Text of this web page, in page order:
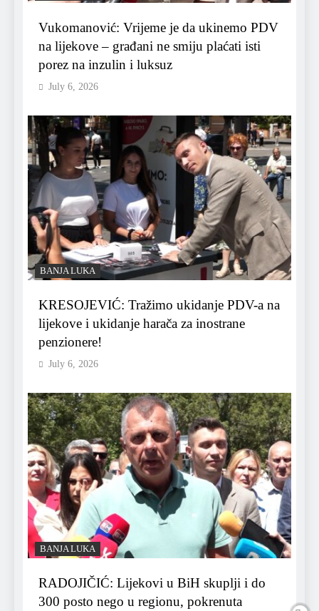
Vukomanović: Vrijeme je da ukinemo PDV
na lijekove – građani ne smiju plaćati isti
porez na inzulin i luksuz
July 6, 2026
BANJA LUKA
KRESOJEVIĆ: Tražimo ukidanje PDV-a na
lijekove i ukidanje harača za inostrane
penzionere!
July 6, 2026
BANJA LUKA
RADOJIČIĆ: Lijekovi u BiH skuplji i do
300 posto nego u regionu, pokrenuta